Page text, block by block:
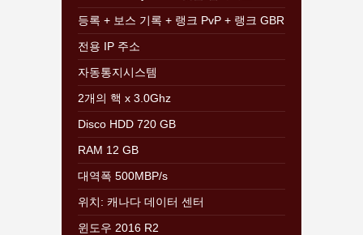
등록 + 보스 기록 + 랭크 PvP + 랭크 GBR
전용 IP 주소
자동통지시스템
2개의 핵 x 3.0Ghz
Disco HDD 720 GB
RAM 12 GB
대역폭 500MBP/s
위치: 캐나다 데이터 센터
윈도우 2016 R2